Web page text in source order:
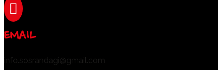

EMAIL
info.sosrandagi@gmail.com